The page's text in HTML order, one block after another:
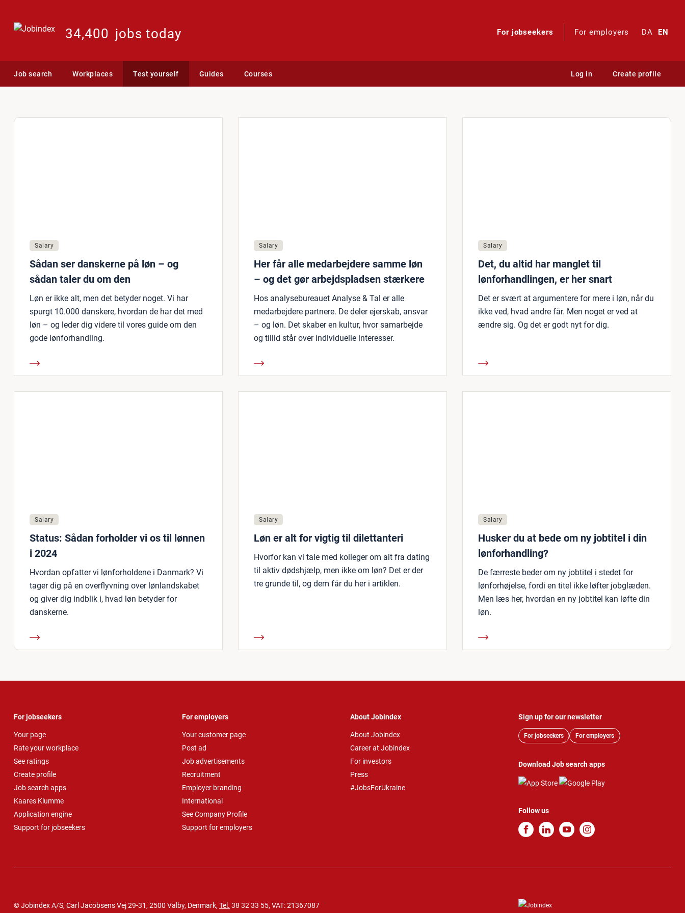
34,400 jobs today For jobseekers For employers DA EN
Job search Workplaces Test yourself Guides Courses Log in Create profile
Salary
Sådan ser danskerne på løn – og
sådan taler du om den
Løn er ikke alt, men det betyder noget. Vi har
spurgt 10.000 danskere, hvordan de har det med
løn – og leder dig videre til vores guide om den
gode lønforhandling.
Salary
Her får alle medarbejdere samme løn
– og det gør arbejdspladsen stærkere
Hos analysebureauet Analyse & Tal er alle
medarbejdere partnere. De deler ejerskab, ansvar
– og løn. Det skaber en kultur, hvor samarbejde
og tillid står over individuelle interesser.
Salary
Det, du altid har manglet til
lønforhandlingen, er her snart
Det er svært at argumentere for mere i løn, når du
ikke ved, hvad andre får. Men noget er ved at
ændre sig. Og det er godt nyt for dig.
Salary
Status: Sådan forholder vi os til lønnen
i 2024
Hvordan opfatter vi lønforholdene i Danmark? Vi
tager dig på en overflyvning over lønlandskabet
og giver dig indblik i, hvad løn betyder for
danskerne.
Salary
Løn er alt for vigtig til dilettanteri
Hvorfor kan vi tale med kolleger om alt fra dating
til aktiv dødshjælp, men ikke om løn? Det er der
tre grunde til, og dem får du her i artiklen.
Salary
Husker du at bede om ny jobtitel i din
lønforhandling?
De færreste beder om ny jobtitel i stedet for
lønforhøjelse, fordi en titel ikke løfter jobglæden.
Men læs her, hvordan en ny jobtitel kan løfte din
løn.
For jobseekers
Your page
Rate your workplace
See ratings
Create profile
Job search apps
Kaares Klumme
Application engine
Support for jobseekers
For employers
Your customer page
Post ad
Job advertisements
Recruitment
Employer branding
International
See Company Profile
Support for employers
About Jobindex
About Jobindex
Career at Jobindex
For investors
Press
#JobsForUkraine
Sign up for our newsletter
For jobseekers For employers
Download Job search apps
Follow us
© Jobindex A/S, Carl Jacobsens Vej 29-31, 2500 Valby, Denmark, Tel. 38 32 33 55, VAT: 21367087